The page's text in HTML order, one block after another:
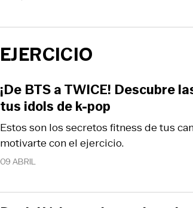
EJERCICIO
09 ABRIL
Estos son los secretos fitness de tus
motivarte con el ejercicio.
¡De BTS a TWICE! Descubre
tus idols de k-pop